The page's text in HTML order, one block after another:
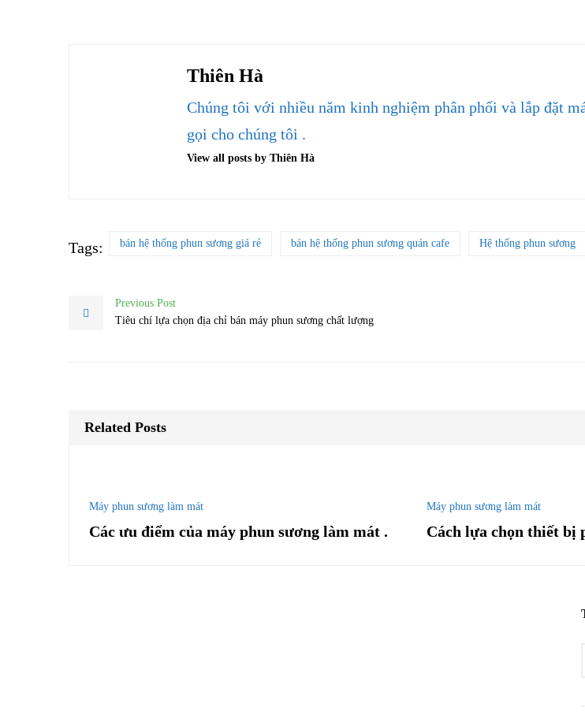
Thiên Hà
Chúng tôi với nhiều năm kinh nghiệm phân phối và lắp đặt
gọi cho chúng tôi .
View all posts by Thiên Hà
Tags: bán hệ thống phun sương giá rẻ bán hệ thống phun sương quán cafe Hệ thống phun sương
Previous Post
Tiêu chí lựa chọn địa chỉ bán máy phun sương chất lượng
Related Posts
Máy phun sương làm mát
Các ưu điểm của máy phun sương làm mát .
Máy phun sương làm mát
Cách lựa chọn thiết bị